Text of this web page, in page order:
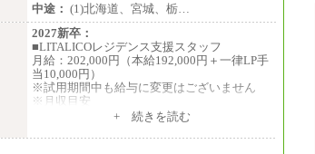
■(株)JTBビジネストランスフォーム
総合職 月給205,000～225,000円＋地域間調
整給
エリア総合職 月給185,000円＋地域間調整
給
※詳細はJTBキャリアサイトよりご確認くだ
さい。
■(株)JTBデータサービス ※2027年新卒募集
終了
中途： (1)北海道、宮城、栃…
2027新卒：
■LITALICOレジデンス支援スタッフ
月給：202,000円（本給192,000円＋一律LP手
当10,000円）
※試用期間中も給与に変更はございません
※月収目安
月給：202,000円
夜勤手当：28,000円（月4回）※1回7,000
円、実際の夜勤回数により変動
+ 続きを読む